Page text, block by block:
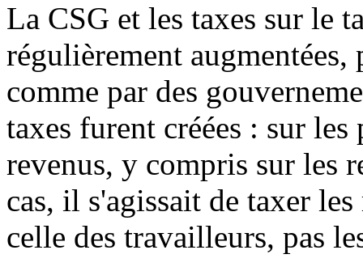
La CSG et les taxes sur le
régulièrement
comme par des
taxes furent créées : sur
revenus, y compris sur les
cas, il s'agissait de taxer
celle des travailleurs, pas